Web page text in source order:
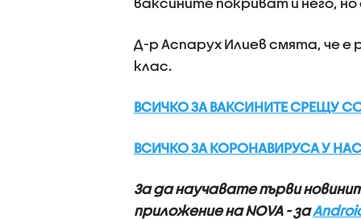
Д-р Аспарух Илиев смята, че е
клас.
ВСИЧКО ЗА ВАКСИНИТЕ СРЕЩУ
ВСИЧКО ЗА КОРОНАВИРУСА У НАС
За да научавате първи
приложение на NOVA - за